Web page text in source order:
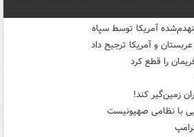
آمریکا توسط سپاه
و آمریکا ترجیح داد
را قطع کرد
زمین‌گیر کند!
با نظامی صهیونیست